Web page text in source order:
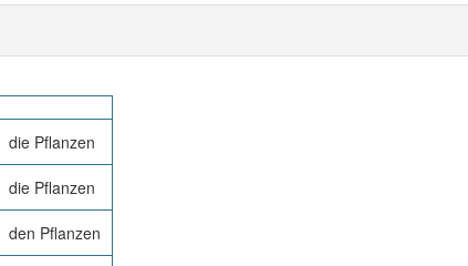
die Pflanzen
die Pflanzen
den Pflanzen